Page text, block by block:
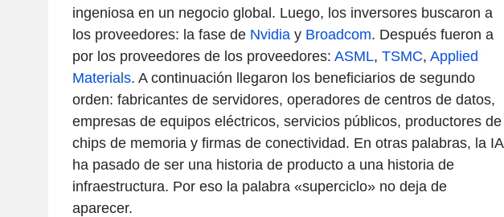
ingeniosa en un negocio global. Luego, los inversores buscaron a
los proveedores: la fase de Nvidiay Broadcom. Después fueron a
por los proveedores de los proveedores: ASML, TSMC, Applied
Materials. A continuación llegaron los beneficiarios de segundo
orden: fabricantes de servidores, operadores de centros de datos,
empresas de equipos eléctricos, servicios públicos, productores de
chips de memoria y firmas de conectividad. En otras palabras, la IA
ha pasado de ser una historia de producto a una historia de
infraestructura. Por eso la palabra «superciclo» no deja de
aparecer.